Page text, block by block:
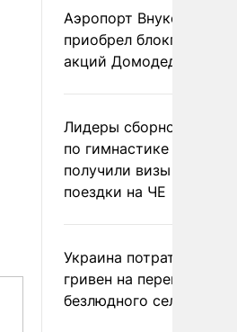
Аэропорт Внуково
приобрел блокпакет
акций Домодедово
Лидеры сборной
по гимнастике не
получили визы для
поездки на ЧЕ
Украина потратила 1
гривен на
безлюдного села